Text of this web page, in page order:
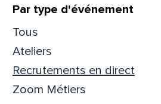
Filtrer
Par type d'événement
Tous
Ateliers
Recrutements en direct
Zoom Métiers